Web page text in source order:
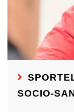
SOCIO-